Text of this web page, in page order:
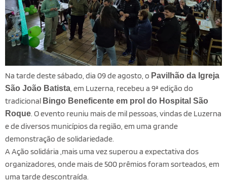
Na tarde deste sábado, dia 09 de agosto, o Pavilhão da Igreja
São João Batista, em Luzerna, recebeu a 9ª edição do
tradicional Bingo Beneficente em prol do Hospital São
Roque. O evento reuniu mais de mil pessoas, vindas de Luzerna
e de diversos municípios da região, em uma grande
demonstração de solidariedade.
A Ação solidária ,mais uma vez superou a expectativa dos
organizadores, onde mais de 500 prêmios foram sorteados, em
uma tarde descontraída.